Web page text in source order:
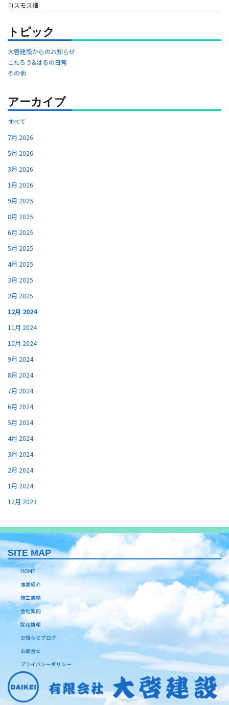
コスモス畑
トピック
大啓建設からのお知らせ
こたろう&はるの日常
その他
アーカイブ
すべて
7月 2026
5月 2026
3月 2026
1月 2026
9月 2025
8月 2025
6月 2025
5月 2025
4月 2025
3月 2025
2月 2025
12月 2024
11月 2024
10月 2024
9月 2024
8月 2024
7月 2024
6月 2024
5月 2024
4月 2024
3月 2024
2月 2024
1月 2024
12月 2023
SITE MAP
HOME
事業紹介
施工実績
会社案内
採用情報
お知らせブログ
お問合せ
プライバシーポリシー